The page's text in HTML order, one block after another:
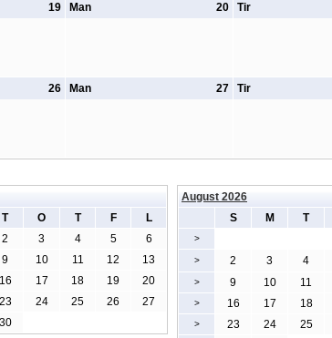
19 20
Man Tir
26 27
Man Tir
T O T F L
2 3 4 5 6
9 10 11 12 13
16 17 18 19 20
23 24 25 26 27
30
August 2026
S
M T
>
> 2 3 4
> 9 10 11
> 16 17 18
> 23 24 25